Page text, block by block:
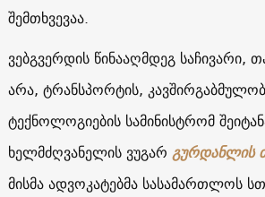
შემთხვევაა.
ვებგვერდის წინააღმდეგ საჩივარი,
არა, ტრანსპორტის,
ტექნოლოგიების სამინისტრომ
ხელმძღვანელის ვუგარ გურდანლის
მისმა ადვოკატებმა სასამართლოს